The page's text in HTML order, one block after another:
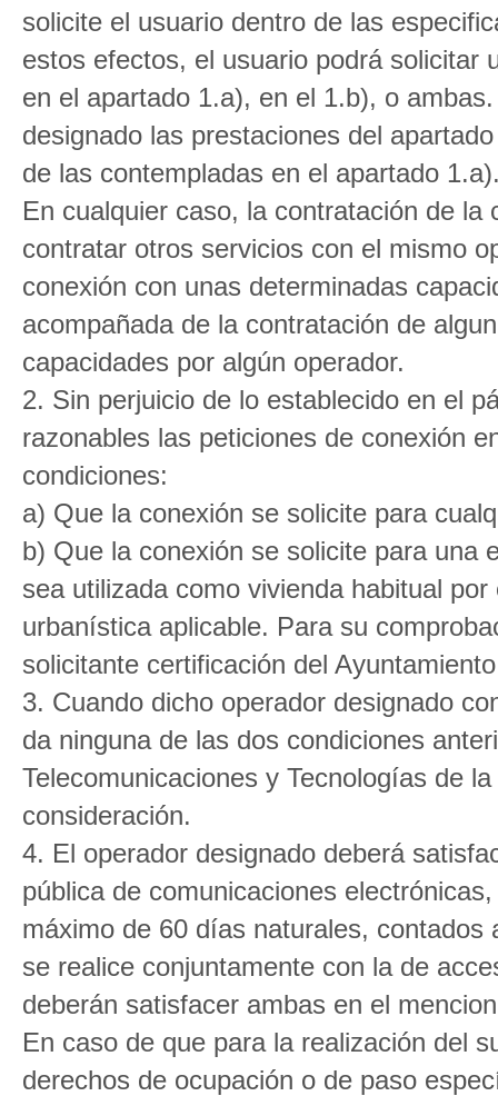
solicite el usuario dentro de las
estos efectos, el usuario podrá solicitar
en el apartado 1.a), en el 1.b), o
designado las prestaciones del
de las contempladas en el apartado
En cualquier caso, la contratación de
contratar otros servicios con el mismo
conexión con unas determinadas
acompañada de la contratación de
capacidades por algún operador.
2. Sin perjuicio de lo establecido en el
razonables las peticiones de conexión
condiciones:
a) Que la conexión se solicite para
b) Que la conexión se solicite para una
sea utilizada como vivienda habitual
urbanística aplicable. Para su
solicitante certificación del
3. Cuando dicho operador designado
da ninguna de las dos condiciones
Telecomunicaciones y Tecnologías de
consideración.
4. El operador designado deberá
pública de comunicaciones
máximo de 60 días naturales,
se realice conjuntamente con la de
deberán satisfacer ambas en el
En caso de que para la realización del
derechos de ocupación o de paso